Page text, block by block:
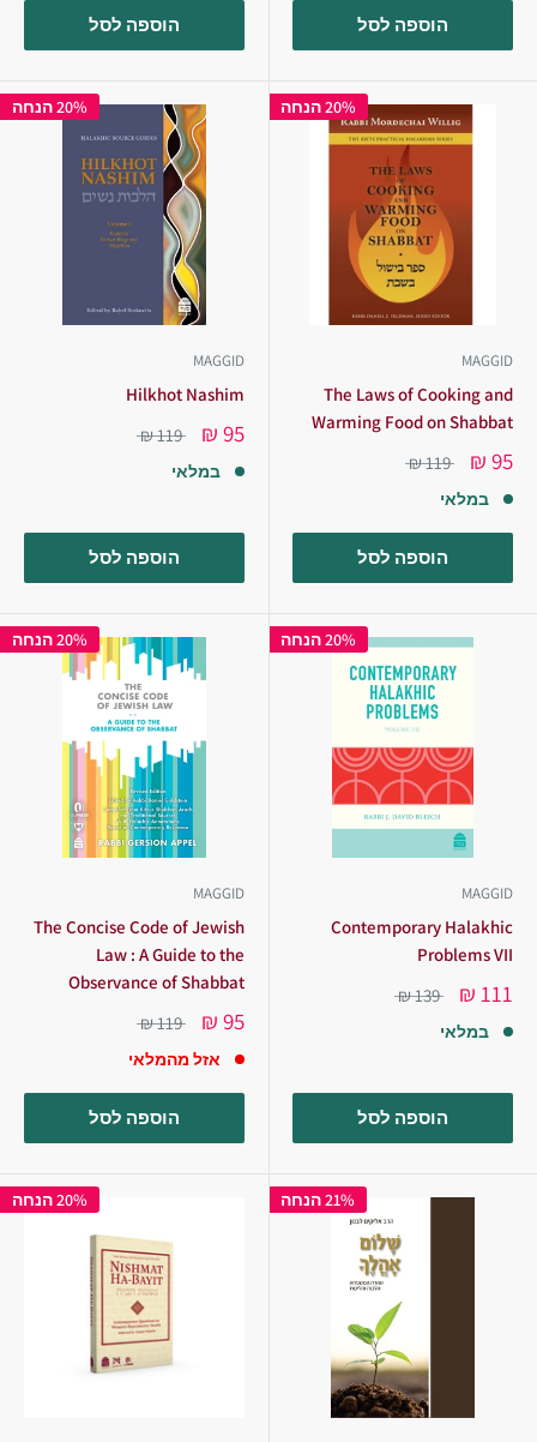
הוספה לסל הוספה לסל
20% הנחה
MAGGID
The Laws of Cooking and
Warming Food on Shabbat
95 ₪
119 ₪
במלאי
הוספה לסל
20% הנחה
MAGGID
Hilkhot Nashim
95 ₪
119 ₪
במלאי
הוספה לסל
20% הנחה
MAGGID
Contemporary Halakhic
Problems VII
111 ₪
139 ₪
במלאי
הוספה לסל
20% הנחה
MAGGID
The Concise Code of Jewish
Law : A Guide to the
Observance of Shabbat
95 ₪
119 ₪
אזל מהמלאי
הוספה לסל
21% הנחה 20% הנחה